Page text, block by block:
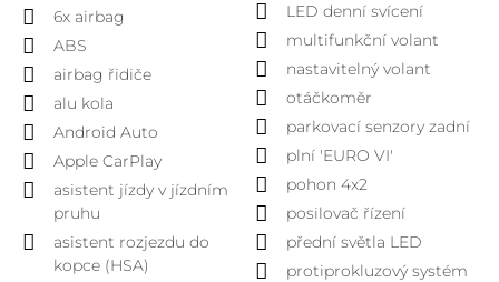
6x airbag
ABS
airbag řidiče
alu kola
Android Auto
Apple CarPlay
asistent jízdy v jízdním
pruhu
asistent rozjezdu do
kopce (HSA)
LED denní svícení
multifunkční volant
nastavitelný volant
otáčkoměr
parkovací senzory zadní
plní 'EURO VI'
pohon 4x2
posilovač řízení
přední světla LED
protiprokluzový systém